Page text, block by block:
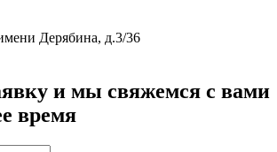
Дерябина, д.3/36
и мы свяжемся с вами
время